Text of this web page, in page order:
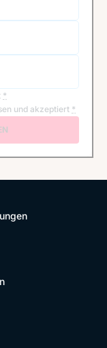
*
und akzeptiert *